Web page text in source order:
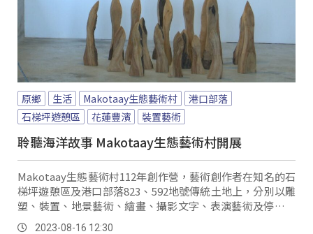
原鄉 生活 Makotaay生態藝術村
港口部落
石梯坪遊憩區
花蓮豐濱 裝置藝術
聆聽海洋故事 Makotaay生態藝術村開展
Makotaay生態藝術村112年創作營，藝術創作者在知名的石
梯坪遊憩區及港口部落823、592地號傳統土地上，分別以雕
塑、裝置、地景藝術、繪畫、攝影文字、表演藝術及停格動
畫等多元呈現。
2023-08-16 12:30